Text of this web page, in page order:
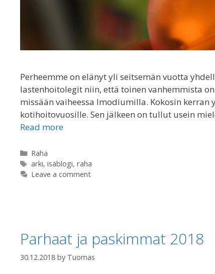
Perheemme on elänyt yli seitsemän vuotta
lastenhoitolegit niin, että toinen vanhemmista
missään vaiheessa Imodiumilla. Kokosin
kotihoitovuosille. Sen jälkeen on tullut usein
Read more
Categories
Raha
Tags
arki, isäblogi, raha
Leave a comment
Parhaat ja paskimmat 2018
30.12.2018 by Tuomas